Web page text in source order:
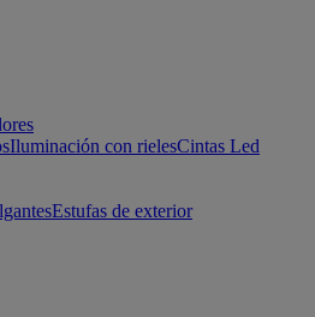
Iluminación con rielesCintas Led
Estufas de exterior